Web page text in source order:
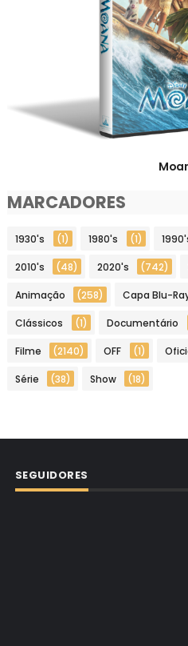
MARCADORES
1930's (1) 1980's (1)
2010's (48) 2020's (742)
Animação (258) Capa Blu-
Clássicos (1) Documentário
Filme (2140) OFF (1)
Série (38) Show (18)
SEGUIDORES